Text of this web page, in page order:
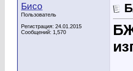
Бисо
Пользователь
Регистрация: 24.01.2015
Сообщений: 1,570